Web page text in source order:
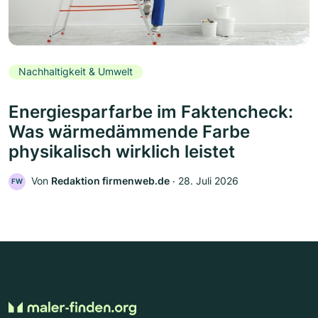
Nachhaltigkeit & Umwelt
Energiesparfarbe im Faktencheck:
Was wärmedämmende Farbe
physikalisch wirklich leistet
FW Von Redaktion firmenweb.de ‧ 28. Juli 2026